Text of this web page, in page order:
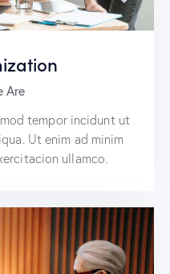
Are
tempor incidunt ut
Ut enim ad minim
ullamco.